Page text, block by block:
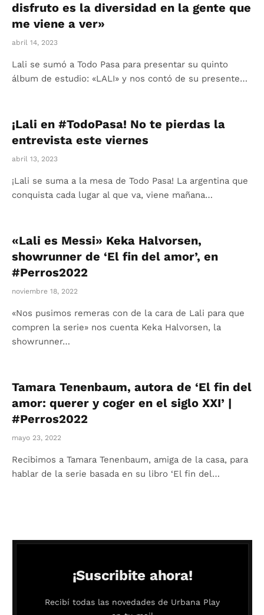
disfruto es la diversidad en la gente que
me viene a ver»
abril 14, 2023
Lali se sumó a Todo Pasa para presentar su quinto
álbum de estudio: «LALI» y nos contó de su presente…
¡Lali en #TodoPasa! No te pierdas la
entrevista este viernes
abril 13, 2023
¡Lali se suma a la mesa de Todo Pasa! La argentina que
conquista cada lugar al que va, viene mañana…
«Lali es Messi» Keka Halvorsen,
showrunner de ‘El fin del amor’, en
#Perros2022
noviembre 18, 2022
«Nos pusimos remeras con de la cara de Lali para que
compren la serie» nos cuenta Keka Halvorsen, la
showrunner…
Tamara Tenenbaum, autora de ‘El fin del
amor: querer y coger en el siglo XXI’ |
#Perros2022
mayo 23, 2022
Recibimos a Tamara Tenenbaum, amiga de la casa, para
hablar de la serie basada en su libro ‘El fin del…
¡Suscribite ahora!
Recibí todas las novedades de Urbana Play